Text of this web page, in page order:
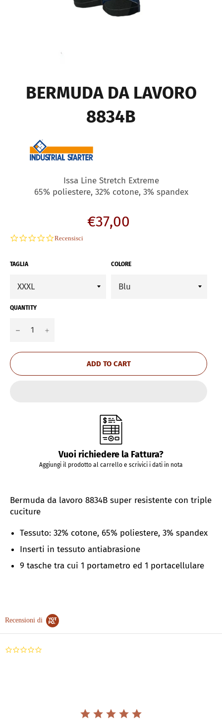
BERMUDA DA LAVORO
8834B
Issa Line Stretch Extreme
65% poliestere, 32% cotone, 3% spandex
Regular
price
€37,00
0.0
Recensisci
TAGLIA COLORE
QUANTITY
− +
ADD TO CART
Vuoi richiedere la Fattura?
Aggiungi il prodotto al carrello e scrivici i dati in nota
Bermuda da lavoro 8834B super resistente con triple
cuciture
Tessuto: 32% cotone, 65% poliestere, 3% spandex
Inserti in tessuto antiabrasione
9 tasche tra cui 1 portametro ed 1 portacellulare
Recensioni di